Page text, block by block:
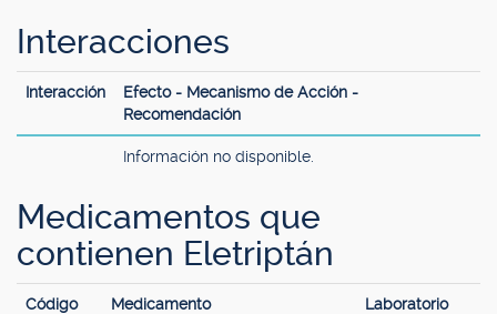
Interacciones
Interacción
Efecto - Mecanismo de Acción -
Recomendación
Información no disponible.
Medicamentos que
contienen Eletriptán
Código Medicamento Laboratorio